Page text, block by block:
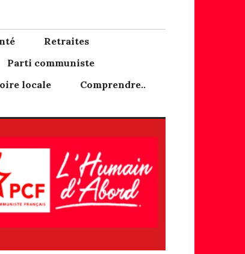
Retraites
Parti communiste
locale
Comprendre..